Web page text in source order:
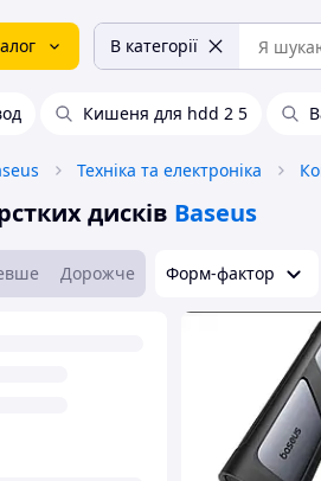
В категорії
Кишеня для hdd 2 5
Техніка та електроніка
дисків Baseus
Дорожче Форм-фактор